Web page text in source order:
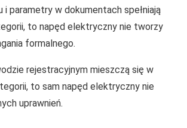
i parametry w dokumentach spełniają
to napęd elektryczny nie tworzy
formalnego.
rejestracyjnym mieszczą się w
to sam napęd elektryczny nie
uprawnień.